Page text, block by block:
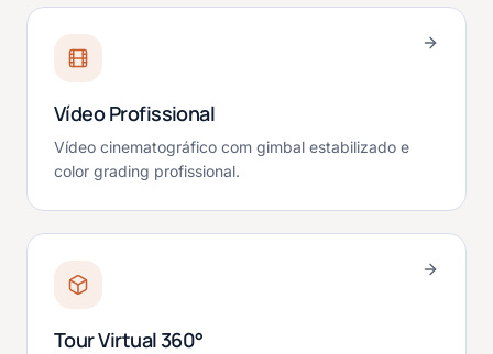
Vídeo Profissional
Vídeo cinematográfico com gimbal estabilizado e
color grading profissional.
Tour Virtual 360°